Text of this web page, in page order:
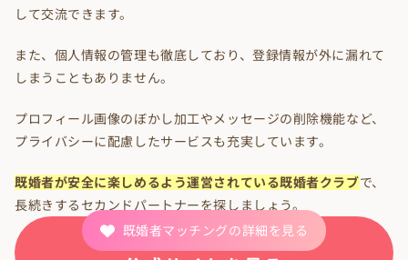
して交流できます。
また、個人情報の管理も徹底しており、登録情報が外に漏れて
しまうこともありません。
プロフィール画像のぼかし加工やメッセージの削除機能など、
プライバシーに配慮したサービスも充実しています。
既婚者が安全に楽しめるよう運営されている既婚者クラブで、
長続きするセカンドパートナーを探しましょう。
既婚者クラブの
既婚者マッチングの詳細を見る